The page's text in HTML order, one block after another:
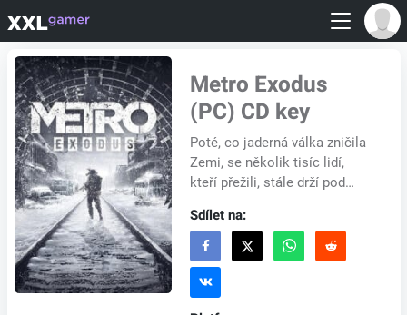
Metro Exodus
(PC) CD key
Poté, co jaderná válka zničila
Zemi, se několik tisíc lidí,
kteří přežili, stále drží pod
metra. Jako Artyom, musíte
uprchn...
Sdílet na: